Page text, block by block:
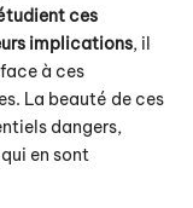
ces
implications, il
à ces
La beauté de ces
dangers,
en sont